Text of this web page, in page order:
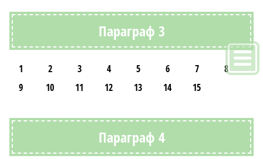
Параграф 3
1 2 3 4 5 6 7
8
9
10 11 12 13 14 15
Параграф 4